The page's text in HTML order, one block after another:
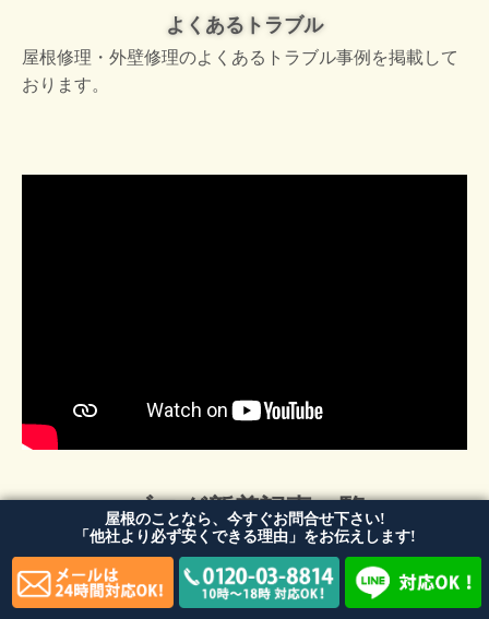
よくあるトラブル
屋根修理・外壁修理のよくあるトラブル事例を掲載して
おります。
ブログ新着記事一覧
2026/07/30
屋根のことなら、今すぐお問合せ下さい!
「他社より必ず安くできる理由」をお伝えします!